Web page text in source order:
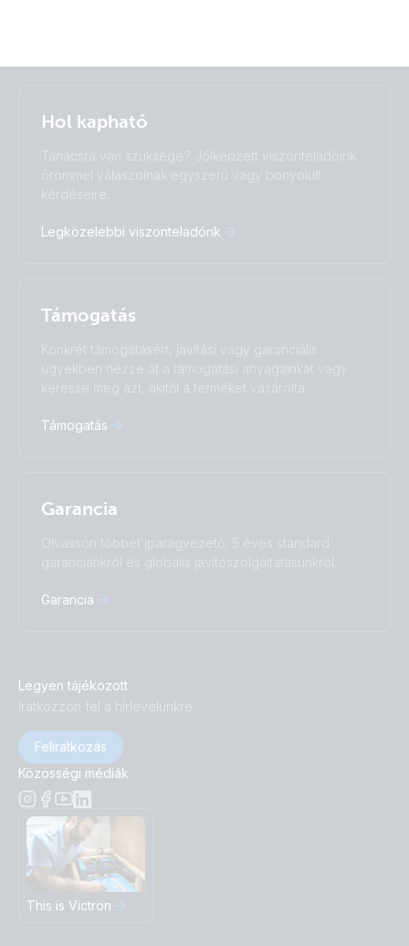
Magyar
Change language
Čeština
Dansk
Deutsch
Italiano
Magyar
Suomalainen
Русский
Українська
中國人
Stay up to date
Subscribe
Hol kapható
Tanácsra van szüksége? Jólképzett viszonteladóink
örömmel válaszolnak egyszerű vagy bonyolult
kérdéseire.
Legközelebbi viszonteladónk
Támogatás
Konkrét támogatásért, javítási vagy garanciális
ügyekben nézze át a támogatási anyagainkat vagy
keresse meg azt, akitől a terméket vásárolta.
Támogatás
Garancia
Olvasson többet iparágvezető, 5 éves standard
garanciánkról és globális javítószolgáltatásunkról.
Garancia
Legyen tájékozott
Iratkozzon fel a hírlevelünkre
Feliratkozás
Közösségi médiák
This is Victron